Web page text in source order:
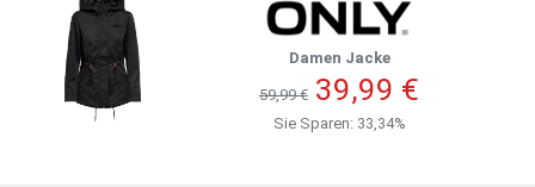
Damen Jacke
59,99 € 39,99 €
Sie Sparen: 33,34%